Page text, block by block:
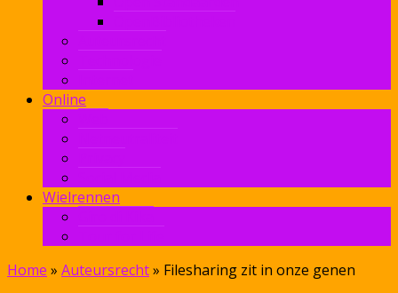
Online
Wielrennen
Home » Auteursrecht» Filesharing zit in onze genen